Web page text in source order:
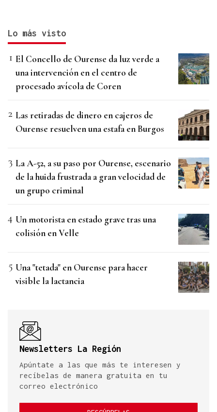
Lo más visto
El Concello de Ourense da luz verde a
una intervención en el centro de
procesado avícola de Coren
Las retiradas de dinero en cajeros de
Ourense resuelven una estafa en Burgos
La A-52, a su paso por Ourense, escenario
de la huida frustrada a gran velocidad de
un grupo criminal
Un motorista en estado grave tras una
colisión en Velle
Una "tetada" en Ourense para hacer
visible la lactancia
Newsletters La Región
Apúntate a las que más te interesen y
recíbelas de manera gratuita en tu
correo electrónico